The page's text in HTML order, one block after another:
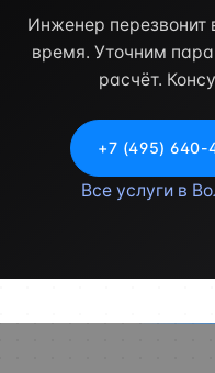
Инженер перезвонит
время. Уточним
расчёт.
+7 (495) 640-
Все услуги в